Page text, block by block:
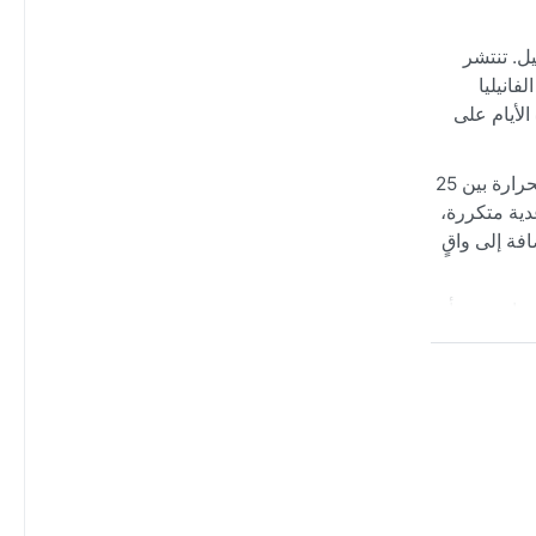
تنتشر
على
مناخها بحسب تصنيف كوبن هو الغابات الاستوائية المطيرة (Af)، حيث ترتفع الحرارة والرطوبة على مدار السنة. يتراوح متوسط درجات الحرارة بين 25
متكررة،
إلى واقٍ
ثورانه